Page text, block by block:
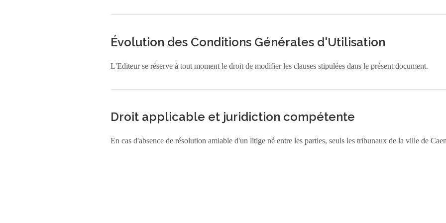
Évolution des Conditions Générales d'Utilisation
L'Editeur se réserve à tout moment le droit de modifier les clauses stipulées dans le présent document.
Droit applicable et juridiction compétente
En cas d'absence de résolution amiable d'un litige né entre les parties, seuls les tribunaux de la ville de